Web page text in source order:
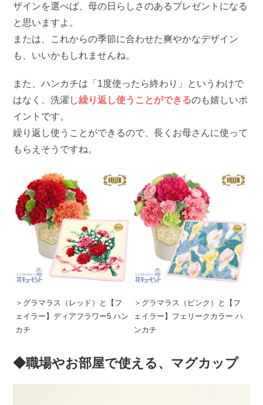
ザインを選べば、母の日らしさのあるプレゼントになる
と思いますよ。
または、これからの季節に合わせた爽やかなデザイン
も、いいかもしれませんね。
また、ハンカチは「1度使ったら終わり」というわけで
はなく、洗濯し繰り返し使うことができるのも嬉しいポ
イントです。
繰り返し使うことができるので、長くお母さんに使って
もらえそうですね。
＞グラマラス（レッド）と【フ
ェイラー】ディアフラワー5 ハン
カチ
＞グラマラス（ピンク）と【フ
ェイラー】フェリークカラー ハ
ンカチ
◆職場やお部屋で使える、マグカップ